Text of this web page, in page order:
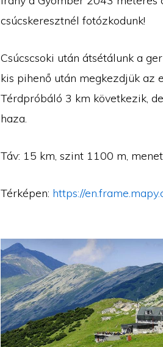
csúcskeresztnél fotózkodunk!
Csúcscsoki után átsétálunk a
kis pihenő után megkezdjük az
Térdpróbáló 3 km következik,
haza.
Táv: 15 km, szint 1100 m,
Térképen: https://